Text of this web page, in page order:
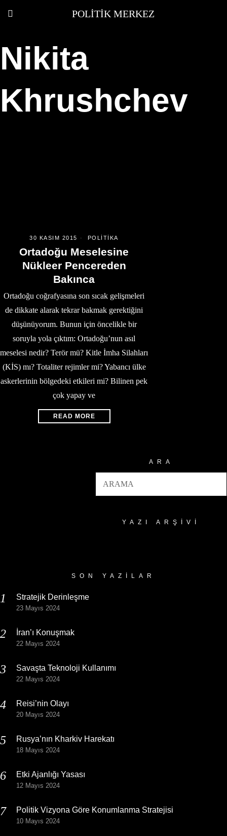
POLITIK MERKEZ
Nikita
Khrushchev
30 KASIM 2015 POLITIKA
Ortadoğu Meselesine
Nükleer Pencereden
Bakınca
Ortadoğu coğrafyasına son sıcak gelişmeleri
de dikkate alarak tekrar bakmak gerektiğini
düşünüyorum. Bunun için öncelikle bir
soruyla yola çıktım: Ortadoğu’nun asıl
meselesi nedir? Terör mü? Kitle İmha Silahları
(KİS) mı? Totaliter rejimler mi? Yabancı ülke
askerlerinin bölgedeki etkileri mi? Bilinen pek
çok yapay ve
READ MORE
ARA
YAZI ARŞIVI
SON YAZILAR
Stratejik Derinleşme
23 Mayıs 2024
İran’ı Konuşmak
22 Mayıs 2024
Savaşta Teknoloji Kullanımı
22 Mayıs 2024
Reisi’nin Olayı
20 Mayıs 2024
Rusya’nın Kharkiv Harekatı
18 Mayıs 2024
Etki Ajanlığı Yasası
12 Mayıs 2024
Politik Vizyona Göre Konumlanma Stratejisi
10 Mayıs 2024